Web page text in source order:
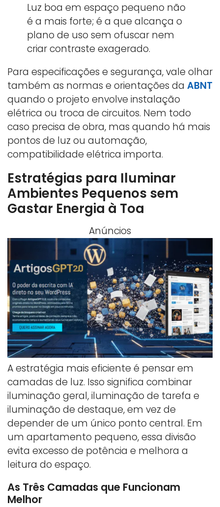
Luz boa em espaço pequeno não
é a mais forte; é a que alcança o
plano de uso sem ofuscar nem
criar contraste exagerado.
Para especificações e segurança, vale olhar
também as normas e orientações da ABNT
quando o projeto envolve instalação
elétrica ou troca de circuitos. Nem todo
caso precisa de obra, mas quando há mais
pontos de luz ou automação,
compatibilidade elétrica importa.
Estratégias para Iluminar
Ambientes Pequenos sem
Gastar Energia à Toa
Anúncios
A estratégia mais eficiente é pensar em
camadas de luz. Isso significa combinar
iluminação geral, iluminação de tarefa e
iluminação de destaque, em vez de
depender de um único ponto central. Em
um apartamento pequeno, essa divisão
evita excesso de potência e melhora a
leitura do espaço.
As Três Camadas que Funcionam
Melhor